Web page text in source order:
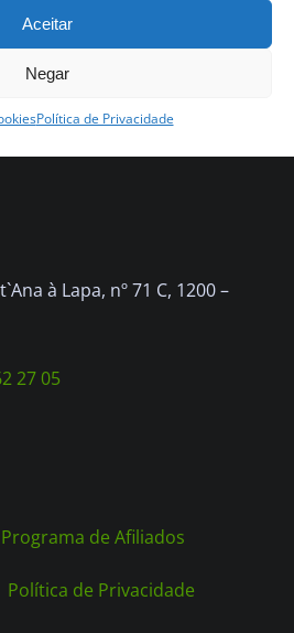
Aceitar
Negar
Política de Privacidade
à Lapa, nº 71 C, 1200 –
27 05
Programa de Afiliados
Política de Privacidade